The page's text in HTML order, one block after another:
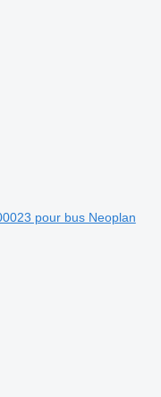
pour bus Neoplan